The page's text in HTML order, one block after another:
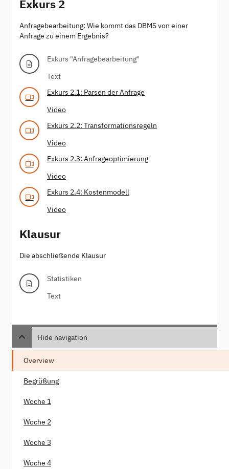
Exkurs 2
Anfragebearbeitung: Wie kommt das DBMS von einer
Anfrage zu einem Ergebnis?
Exkurs "Anfragebearbeitung"
Text
Exkurs 2.1: Parsen der Anfrage
Video
Exkurs 2.2: Transformationsregeln
Video
Exkurs 2.3: Anfrageoptimierung
Video
Exkurs 2.4: Kostenmodell
Video
Klausur
Die abschließende Klausur
Statistiken
Text
Hide navigation
Overview
Begrüßung
Woche 1
Woche 2
Woche 3
Woche 4